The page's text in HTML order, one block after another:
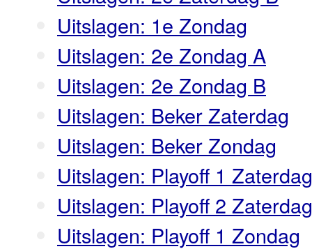
Uitslagen: 1e Zondag
Uitslagen: 2e Zondag A
Uitslagen: 2e Zondag B
Uitslagen: Beker Zaterdag
Uitslagen: Beker Zondag
Uitslagen: Playoff 1 Zaterdag
Uitslagen: Playoff 2 Zaterdag
Uitslagen: Playoff 1 Zondag